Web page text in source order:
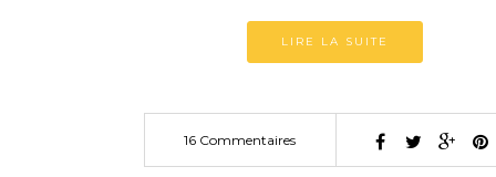
LIRE LA SUITE
16 Commentaires